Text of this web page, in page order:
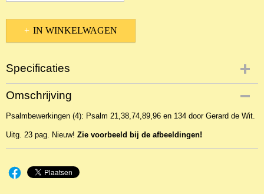
IN WINKELWAGEN
Specificaties
Productcode
NBLNOr-19457
Productcode leverancier
Omschrijving
Psalmbewerkingen (4): Psalm 21,38,74,89,96 en 134 door Gerard de Wit.
Uitg. 23 pag. Nieuw! Zie voorbeeld bij de afbeeldingen!